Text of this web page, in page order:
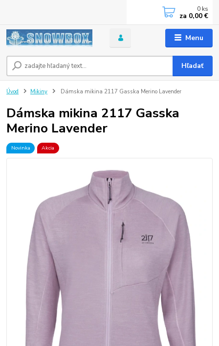
Menu
Hľadať
0 ks
za 0,00 €
Úvod Mikiny Dámska mikina 2117 Gasska Merino Lavender
Dámska mikina 2117 Gasska
Merino Lavender
Novinka Akcia